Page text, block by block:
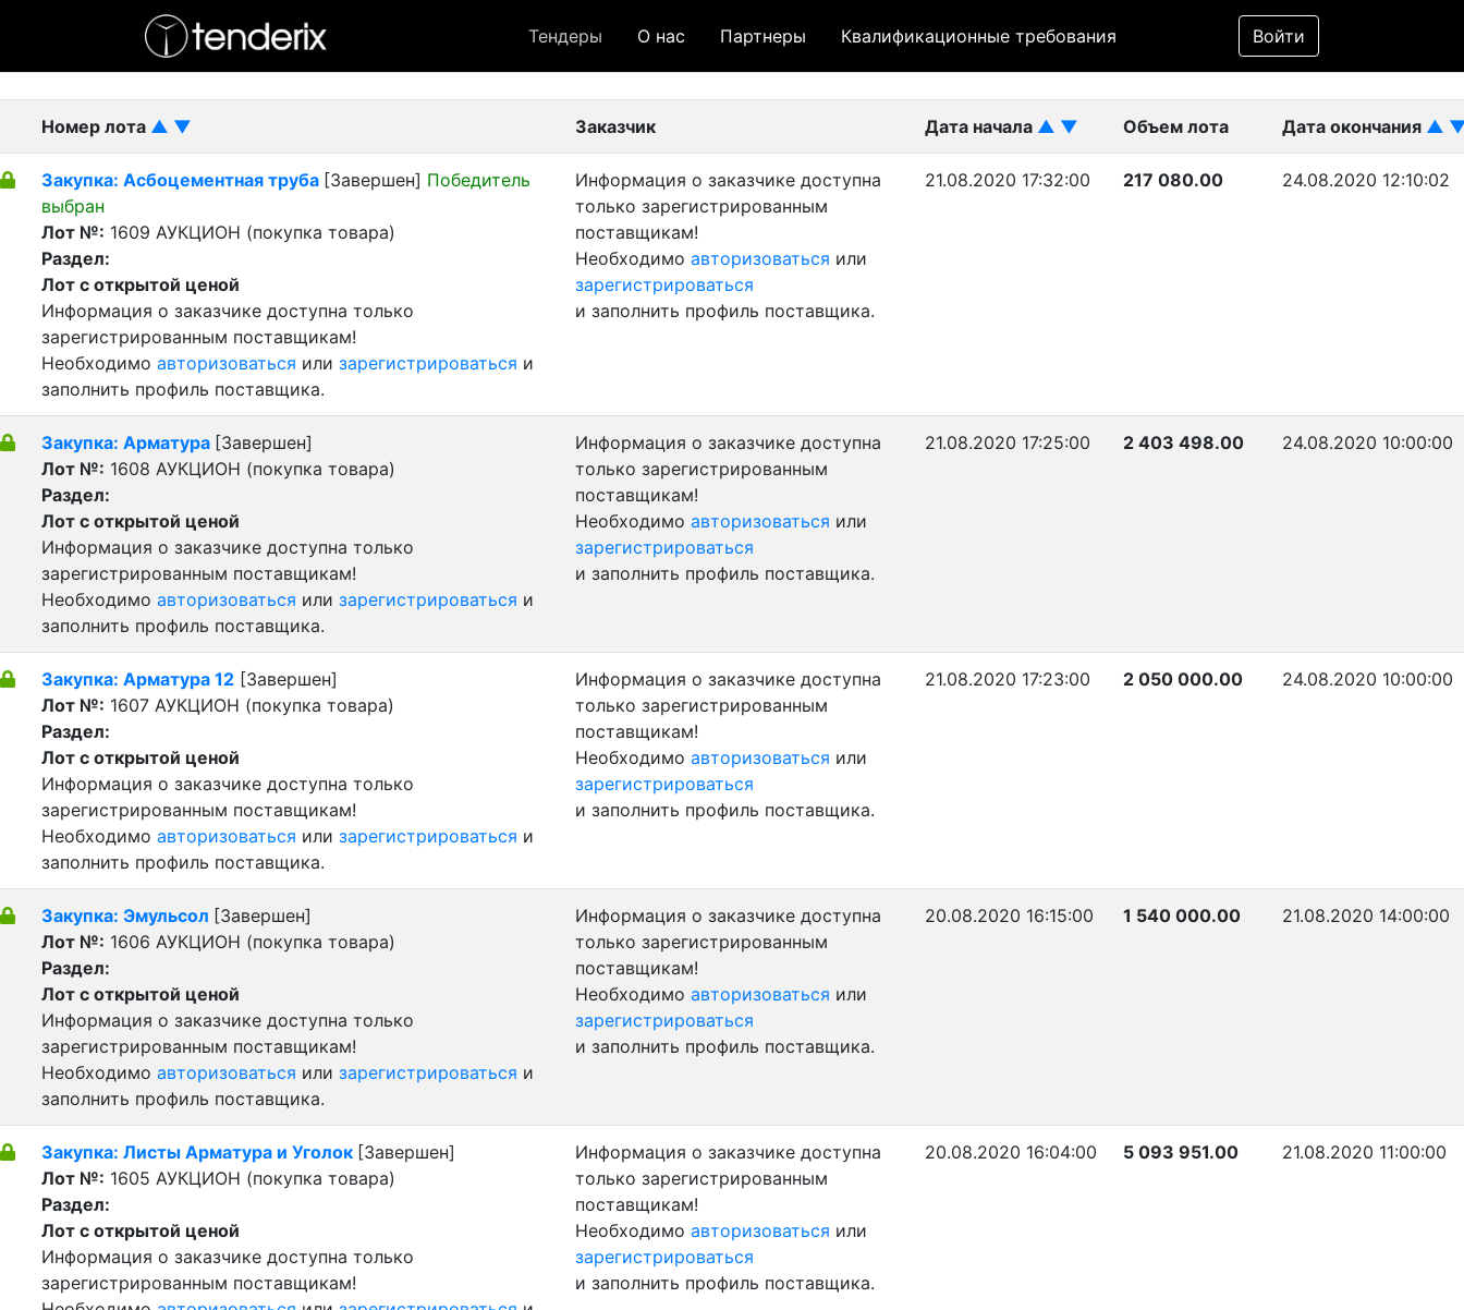
Тендеры О нас Партнеры Квалификационные требования Войти
Фильтр
- Завершенный лот
Номер лота ▲ ▼ Заказчик Дата начала ▲ ▼ Объем лота Дата окончания ▲
Закупка: Асбоцементная труба [Завершен] Победитель
выбран
Лот №: 1609 АУКЦИОН (покупка товара)
Раздел:
Лот с открытой ценой
Информация о заказчике доступна только
зарегистрированным поставщикам!
Необходимо авторизоваться или зарегистрироваться и
заполнить профиль поставщика.
Информация о заказчике доступна
только зарегистрированным
поставщикам!
Необходимо авторизоваться или
зарегистрироваться
и заполнить профиль поставщика.
21.08.2020 17:32:00 217 080.00 24.08.2020 12:10:02
Закупка: Арматура [Завершен]
Лот №: 1608 АУКЦИОН (покупка товара)
Раздел:
Лот с открытой ценой
Информация о заказчике доступна только
зарегистрированным поставщикам!
Необходимо авторизоваться или зарегистрироваться и
заполнить профиль поставщика.
Информация о заказчике доступна
только зарегистрированным
поставщикам!
Необходимо авторизоваться или
зарегистрироваться
и заполнить профиль поставщика.
21.08.2020 17:25:00 2 403 498.00 24.08.2020 10:00:00
Закупка: Арматура 12 [Завершен]
Лот №: 1607 АУКЦИОН (покупка товара)
Раздел:
Лот с открытой ценой
Информация о заказчике доступна только
зарегистрированным поставщикам!
Необходимо авторизоваться или зарегистрироваться и
заполнить профиль поставщика.
Информация о заказчике доступна
только зарегистрированным
поставщикам!
Необходимо авторизоваться или
зарегистрироваться
и заполнить профиль поставщика.
21.08.2020 17:23:00 2 050 000.00 24.08.2020 10:00:00
Закупка: Эмульсол [Завершен]
Лот №: 1606 АУКЦИОН (покупка товара)
Раздел:
Лот с открытой ценой
Информация о заказчике доступна только
зарегистрированным поставщикам!
Необходимо авторизоваться или зарегистрироваться и
заполнить профиль поставщика.
Информация о заказчике доступна
только зарегистрированным
поставщикам!
Необходимо авторизоваться или
зарегистрироваться
и заполнить профиль поставщика.
20.08.2020 16:15:00 1 540 000.00 21.08.2020 14:00:00
Закупка: Листы Арматура и Уголок [Завершен]
Лот №: 1605 АУКЦИОН (покупка товара)
Раздел:
Лот с открытой ценой
Информация о заказчике доступна только
зарегистрированным поставщикам!
Информация о заказчике доступна
только зарегистрированным
поставщикам!
Необходимо авторизоваться или
зарегистрироваться
и заполнить профиль поставщика.
20.08.2020 16:04:00 5 093 951.00 21.08.2020 11:00:00